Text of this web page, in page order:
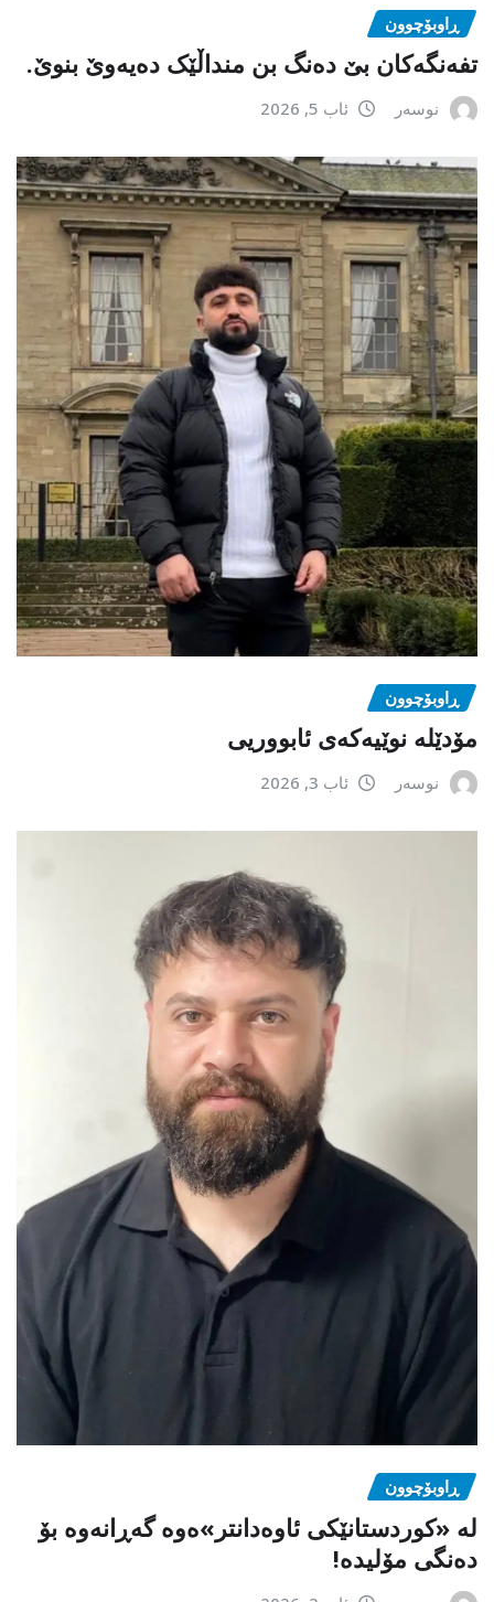
ڕاوبۆچوون
تفەنگەکان بێ دەنگ بن منداڵێک دەیەوێ بنوێ.
نوسەر ئاب 5, 2026
ڕاوبۆچوون
مۆدێلە نوێیەکەى ئابووریی
نوسەر ئاب 3, 2026
ڕاوبۆچوون
لە «کوردستانێکی ئاوەدانتر»ەوە گەڕانەوە بۆ
دەنگی مۆلیدە!